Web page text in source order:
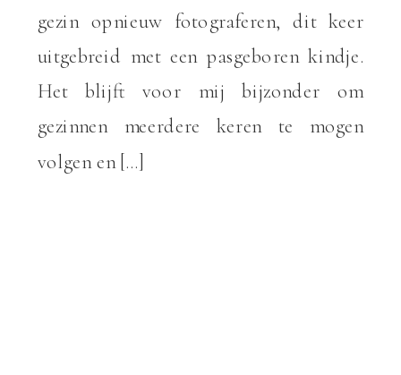
gezin opnieuw fotograferen, dit keer
uitgebreid met een pasgeboren kindje.
Het blijft voor mij bijzonder om
gezinnen meerdere keren te mogen
volgen en […]